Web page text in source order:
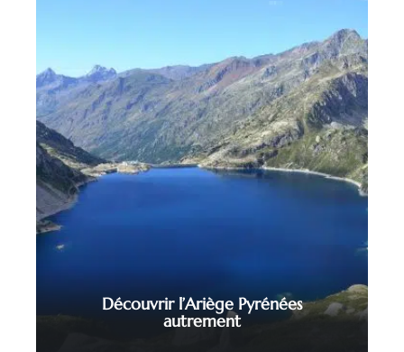
Découvrir l’Ariège Pyrénées
autrement